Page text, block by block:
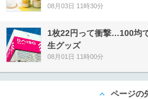
08月03日 11時30分
1枚22円って衝撃…100均
生グッズ
08月01日 11時00分
ページの